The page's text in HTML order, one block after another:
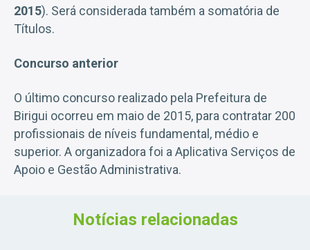
2015). Será considerada também a somatória de
Títulos.
Concurso anterior
O último concurso realizado pela Prefeitura de
Birigui ocorreu em maio de 2015, para contratar 200
profissionais de níveis fundamental, médio e
superior. A organizadora foi a Aplicativa Serviços de
Apoio e Gestão Administrativa.
Notícias relacionadas